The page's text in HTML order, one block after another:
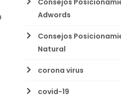
Adwords
Consejos
Natural
corona virus
covid-19